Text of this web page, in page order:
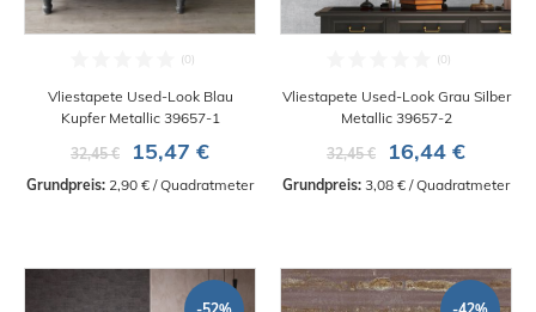
Vliestapete Used-Look Blau
Kupfer Metallic 39657-1
32,45 €
15,47 €
Grundpreis: 2,90 € / Quadratmeter
Vliestapete Used-Look Grau Silber
Metallic 39657-2
32,45 €
16,44 €
Grundpreis: 3,08 € / Quadratmeter